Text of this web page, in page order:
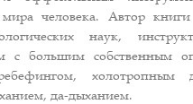
мира человека. Автор
наук,
с большим собственным
холотропным
да-дыханием.